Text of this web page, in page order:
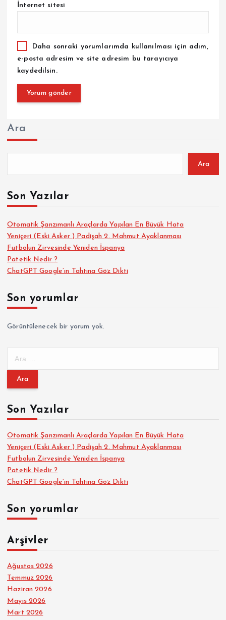
İnternet sitesi
Daha sonraki yorumlarımda kullanılması için adım,
e-posta adresim ve site adresim bu tarayıcıya
kaydedilsin.
Ara
Ara
Son Yazılar
Otomatik Şanzımanlı Araçlarda Yapılan En Büyük Hata
Yeniçeri (Eski Asker ) Padişah 2. Mahmut Ayaklanması
Futbolun Zirvesinde Yeniden İspanya
Patetik Nedir ?
ChatGPT Google’ın Tahtına Göz Dikti
Son yorumlar
Görüntülenecek bir yorum yok.
m
:Son Yazılar
Otomatik Şanzımanlı Araçlarda Yapılan En Büyük Hata
Yeniçeri (Eski Asker ) Padişah 2. Mahmut Ayaklanması
Futbolun Zirvesinde Yeniden İspanya
Patetik Nedir ?
ChatGPT Google’ın Tahtına Göz Dikti
Son yorumlar
Arşivler
Ağustos 2026
Temmuz 2026
Haziran 2026
Mayıs 2026
Mart 2026